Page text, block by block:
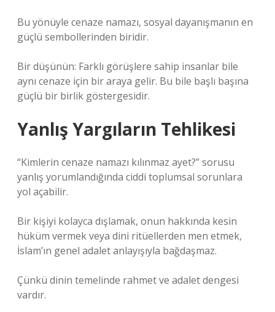
Bu yönüyle cenaze namazı, sosyal dayanışmanın en
güçlü sembollerinden biridir.
Bir düşünün: Farklı görüşlere sahip insanlar bile
aynı cenaze için bir araya gelir. Bu bile başlı başına
güçlü bir birlik göstergesidir.
Yanlış Yargıların Tehlikesi
“Kimlerin cenaze namazı kılınmaz ayet?” sorusu
yanlış yorumlandığında ciddi toplumsal sorunlara
yol açabilir.
Bir kişiyi kolayca dışlamak, onun hakkında kesin
hüküm vermek veya dini ritüellerden men etmek,
İslam’ın genel adalet anlayışıyla bağdaşmaz.
Çünkü dinin temelinde rahmet ve adalet dengesi
vardır.